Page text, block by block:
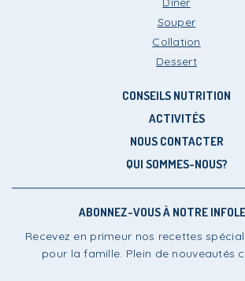
Souper
Collation
Dessert
CONSEILS NUTRITION
ACTIVITÉS
NOUS CONTACTER
QUI SOMMES-NOUS?
ABONNEZ-VOUS À NOTRE
Recevez en primeur nos recettes
pour la famille. Plein de nouveautés